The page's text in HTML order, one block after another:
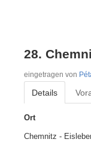
28.
eingetragen von
Details
Ort
Chemnitz -